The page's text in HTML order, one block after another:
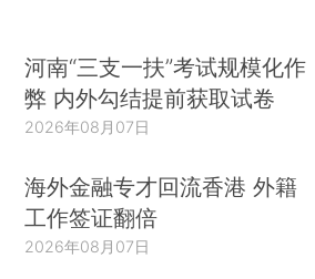
河南“三支一扶”考试规模化作
弊 内外勾结提前获取试卷
2026年08月07日
海外金融专才回流香港 外籍
工作签证翻倍
2026年08月07日